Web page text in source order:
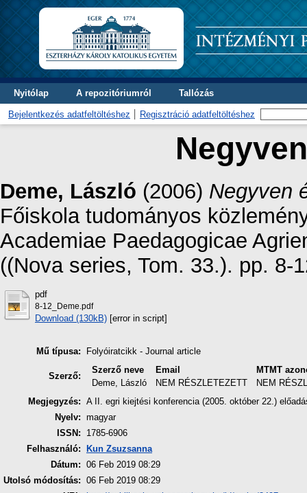
Nyitólap A repozitóriumról Tallózás
Bejelentkezés adatfeltöltéshez Regisztráció adatfeltöltéshez
Deme, László (2006) Negyven
Főiskola tudományos
Academiae Paedagogicae
((Nova series, Tom. 33.). pp. 8-
pdf
8-12_Deme.pdf
Download (130kB) [error in script]
Mű típusa: Folyóiratcikk - Journal article
Szerző:
Szerző neve Email
MTMT
Deme, László
NEM RÉSZLETEZETT
NEM
Megjegyzés: A II. egri kiejtési konferencia (2005. október 22.)
Nyelv: magyar
ISSN:
1785-6906
Felhasználó:
Kun Zsuzsanna
Dátum: 06 Feb 2019 08:29
Utolsó módosítás: 06 Feb 2019 08:29